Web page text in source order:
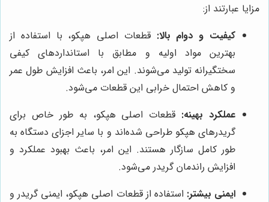
مزایا عبارتند از:
کیفیت و دوام بالا: قطعات اصلی هپکو، با استفاده از
بهترین مواد اولیه و مطابق با استانداردهای کیفی
سختگیرانه تولید می‌شوند. این امر، باعث افزایش طول عمر
و کاهش احتمال خرابی این قطعات می‌شود.
عملکرد بهینه: قطعات اصلی هپکو، به طور خاص برای
گریدرهای هپکو طراحی شده‌اند و با سایر اجزای دستگاه به
طور کامل سازگار هستند. این امر، باعث بهبود عملکرد و
افزایش راندمان گریدر می‌شود.
ایمنی بیشتر: استفاده از قطعات اصلی هپکو، ایمنی گریدر و